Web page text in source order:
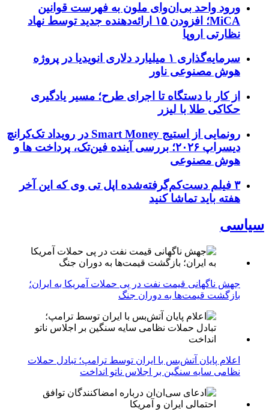
ورود واحد بی‌ان‌وای ملون به فهرست قوانین
MiCA؛ افزودن ۱۵ ارائه‌دهنده جدید توسط نهاد
نظارتی اروپا
سرمایه‌گذاری ۱ میلیارد دلاری انویدیا در پروژه
هوش مصنوعی ناور
از کار با دستگاه تا اجرای طرح؛ مسیر یادگیری
حکاکی طلا با لیزر
رونمایی از استیج Smart Money در رویداد تک‌کرانچ
دیسراپ ۲۰۲۶؛ بررسی آینده فین‌تک، پرداخت‌ ها و
هوش مصنوعی
۳ فیلم دست‌کم‌گرفته‌شده اپل تی وی که این آخر
هفته باید تماشا کنید
سیاسی
جهش ناگهانی قیمت نفت در پی حملات آمریکا به ایران؛
بازگشت قیمت‌ها به دوران جنگ
اعلام پایان آتش‌بس با ایران توسط ترامپ؛ تبادل حملات
نظامی سایه سنگین بر اجلاس ناتو انداخت